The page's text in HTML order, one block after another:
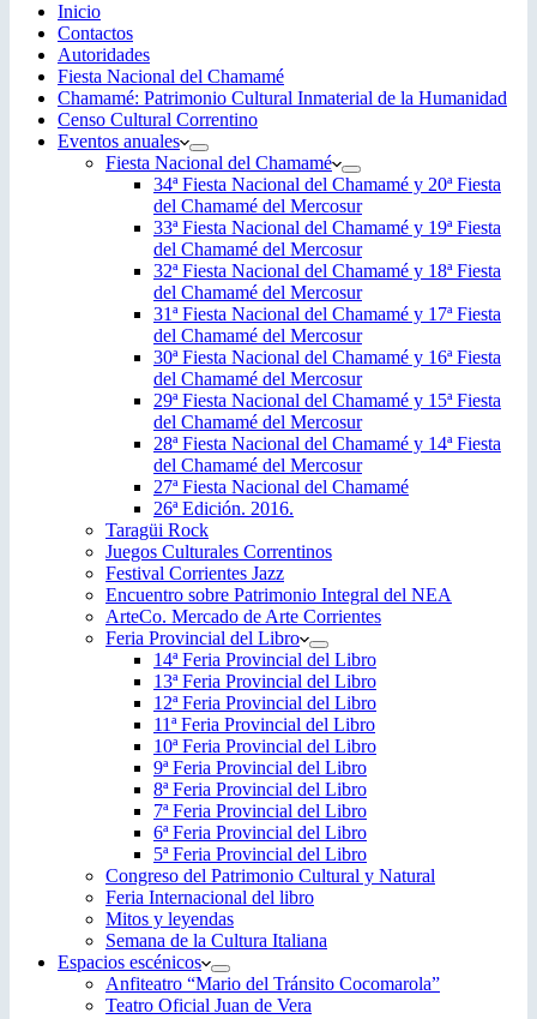
Inicio
Contactos
Autoridades
Fiesta Nacional del Chamamé
Chamamé: Patrimonio Cultural Inmaterial de la Humanidad
Censo Cultural Correntino
Eventos anuales
Fiesta Nacional del Chamamé
34ª Fiesta Nacional del Chamamé y 20ª Fiesta
del Chamamé del Mercosur
33ª Fiesta Nacional del Chamamé y 19ª Fiesta
del Chamamé del Mercosur
32ª Fiesta Nacional del Chamamé y 18ª Fiesta
del Chamamé del Mercosur
31ª Fiesta Nacional del Chamamé y 17ª Fiesta
del Chamamé del Mercosur
30ª Fiesta Nacional del Chamamé y 16ª Fiesta
del Chamamé del Mercosur
29ª Fiesta Nacional del Chamamé y 15ª Fiesta
del Chamamé del Mercosur
28ª Fiesta Nacional del Chamamé y 14ª Fiesta
del Chamamé del Mercosur
27ª Fiesta Nacional del Chamamé
26ª Edición. 2016.
Taragüi Rock
Juegos Culturales Correntinos
Festival Corrientes Jazz
Encuentro sobre Patrimonio Integral del NEA
ArteCo. Mercado de Arte Corrientes
Feria Provincial del Libro
14ª Feria Provincial del Libro
13ª Feria Provincial del Libro
12ª Feria Provincial del Libro
11ª Feria Provincial del Libro
10ª Feria Provincial del Libro
9ª Feria Provincial del Libro
8ª Feria Provincial del Libro
7ª Feria Provincial del Libro
6ª Feria Provincial del Libro
5ª Feria Provincial del Libro
Congreso del Patrimonio Cultural y Natural
Feria Internacional del libro
Mitos y leyendas
Semana de la Cultura Italiana
Espacios escénicos
Anfiteatro “Mario del Tránsito Cocomarola”
Teatro Oficial Juan de Vera